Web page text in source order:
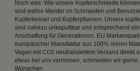
Noch was: Wie unsere Kupferschmiede
sind wahre Meister im Schmieden und
Kupferkessel und Kupferpfannen. Unsere
sind nahezu unkaputtbar und entsprechend
Anschaffung für Generationen. EU
europäischer Manufaktur aus 100% reinen
Vegan mit CO2 neutralisiertem Versand direkt
etwas bei uns vermissen, schmieden wir
Wünschen.